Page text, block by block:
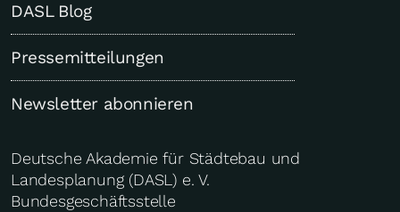
DASL Blog
Pressemitteilungen
Newsletter abonnieren
Deutsche Akademie für Städtebau und
Landesplanung (DASL) e. V.
Bundesgeschäftsstelle